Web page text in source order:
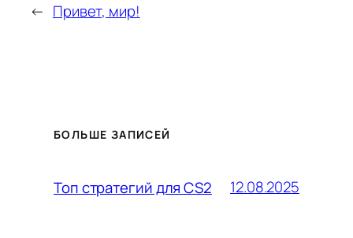
← Привет, мир!
БОЛЬШЕ ЗАПИСЕЙ
Топ стратегий для CS2 12.08.2025